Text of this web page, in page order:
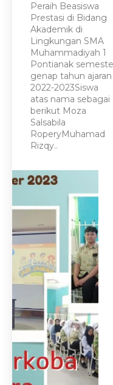
Peraih Beasiswa
Prestasi di Bidang
Akademik di
Lingkungan SMA
Muhammadiyah 1
Pontianak
genap tahun ajaran
2022-2023Siswa
atas nama sebagai
berikut Moza
Salsabila
RoperyMuhamad
Rizqy..